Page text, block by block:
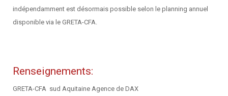
indépendamment est désormais possible selon le planning annuel
disponible via le GRETA-CFA.
Renseignements:
GRETA-CFA sud Aquitaine Agence de DAX